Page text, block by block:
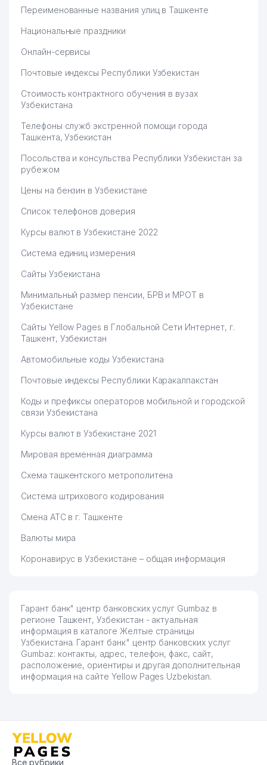
Переименованные названия улиц в Ташкенте
Национальные праздники
Онлайн-сервисы
Почтовые индексы Республики Узбекистан
Стоимость контрактного обучения в вузах
Узбекистана
Телефоны служб экстренной помощи города
Ташкента, Узбекистан
Посольства и консульства Республики Узбекистан за
рубежом
Цены на бензин в Узбекистане
Список телефонов доверия
Курсы валют в Узбекистане 2022
Система единиц измерения
Сайты Узбекистана
Минимальный размер пенсии, БРВ и МРОТ в
Узбекистане
Сайты Yellow Pages в Глобальной Сети Интернет, г.
Ташкент, Узбекистан
Автомобильные коды Узбекистана
Почтовые индексы Республики Каракалпакстан
Коды и префиксы операторов мобильной и городской
связи Узбекистана
Курсы валют в Узбекистане 2021
Мировая временная диаграмма
Схема ташкентского метрополитена
Система штрихового кодирования
Смена АТС в г. Ташкенте
Валюты мира
Коронавирус в Узбекистане – общая информация
Гарант банк" центр банковских услуг Gumbaz в
регионе Ташкент, Узбекистан - актуальная
информация в каталоге Желтые страницы
Узбекистана. Гарант банк" центр банковских услуг
Gumbaz: контакты, адрес, телефон, факс, сайт,
расположение, ориентиры и другая дополнительная
информация на сайте Yellow Pages Uzbekistan.
Все рубрики